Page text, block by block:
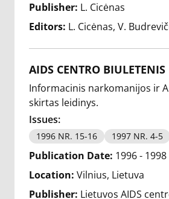
Publisher: L. Cicėnas
Editors: L. Cicėnas V.
AIDS CENTRO BIULETENIS
Informacinis narkomanijos ir
skirtas leidinys.
Issues:
1996 NR. 15-16 1997 NR. 4-5
Publication Date: 1996 - 1998
Location: Vilnius, Lietuva
Publisher: Lietuvos AIDS